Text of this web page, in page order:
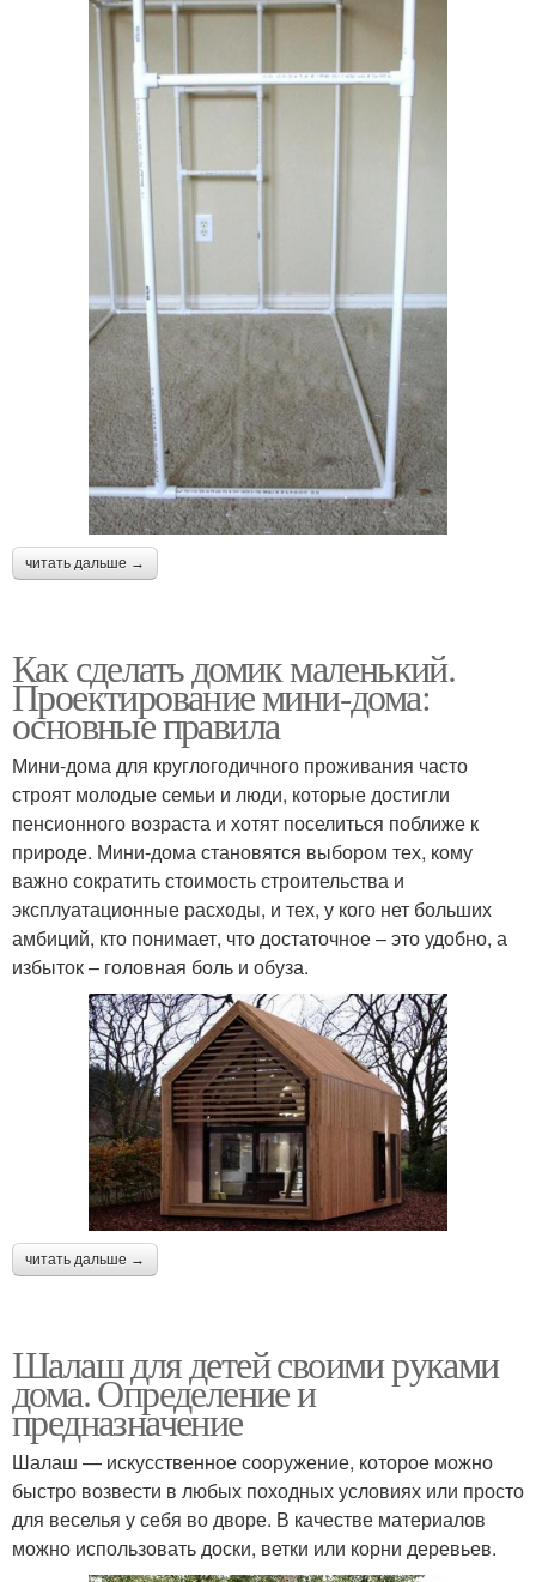
читать дальше →
Как сделать домик маленький.
Проектирование мини-дома:
основные правила
Мини-дома для круглогодичного проживания часто
строят молодые семьи и люди, которые достигли
пенсионного возраста и хотят поселиться поближе к
природе. Мини-дома становятся выбором тех, кому
важно сократить стоимость строительства и
эксплуатационные расходы, и тех, у кого нет больших
амбиций, кто понимает, что достаточное – это удобно, а
избыток – головная боль и обуза.
читать дальше →
Шалаш для детей своими руками
дома. Определение и
предназначение
Шалаш — искусственное сооружение, которое можно
быстро возвести в любых походных условиях или просто
для веселья у себя во дворе. В качестве материалов
можно использовать доски, ветки или корни деревьев.